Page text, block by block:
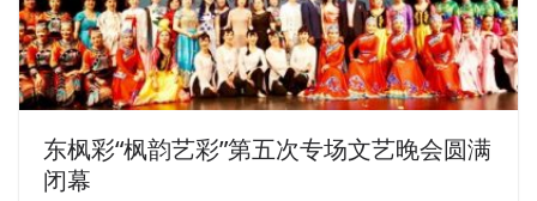
东枫彩“枫韵艺彩”第五次专场文艺晚会圆满
闭幕